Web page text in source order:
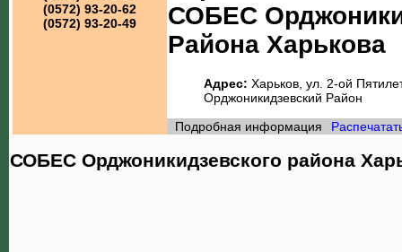
(0572) 93-20-62
(0572) 93-20-49
СОБЕС
Района Харькова
Адрес: Харьков, ул. 2-ой
Орджоникидзевский Район
Подробная информация
СОБЕС Орджоникидзевского района